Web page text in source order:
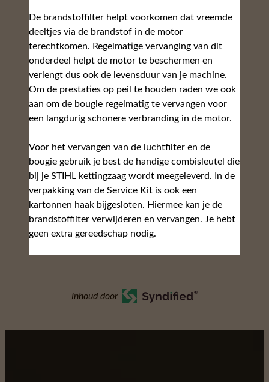
De brandstoffilter helpt voorkomen dat vreemde
deeltjes via de brandstof in de motor
terechtkomen. Regelmatige vervanging van dit
onderdeel helpt de motor te beschermen en
verlengt dus ook de levensduur van je machine.
Om de prestaties op peil te houden raden we ook
aan om de bougie regelmatig te vervangen voor
een langdurig schonere verbranding in de motor.
Voor het vervangen van de luchtfilter en de
bougie gebruik je best de handige combisleutel die
bij je STIHL kettingzaag wordt meegeleverd. In de
verpakking van de Service Kit is ook een
kartonnen haak bijgesloten. Hiermee kan je de
brandstoffilter verwijderen en vervangen. Je hebt
geen extra gereedschap nodig.
Inhoud door